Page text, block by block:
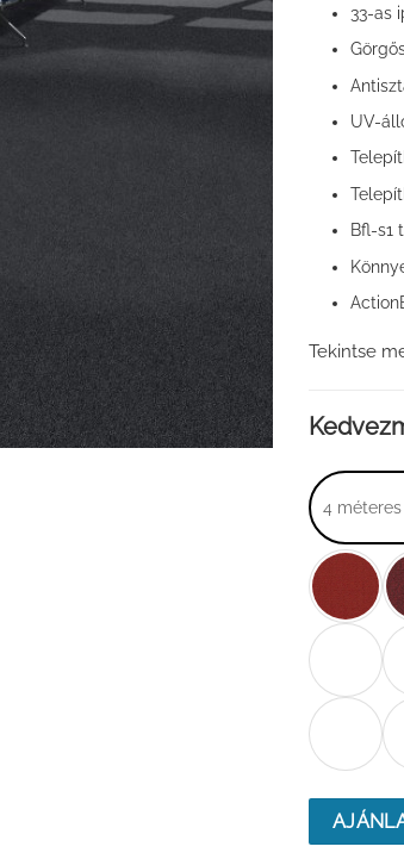
33-as
UV-
Bfl-s1
Tekintse
4